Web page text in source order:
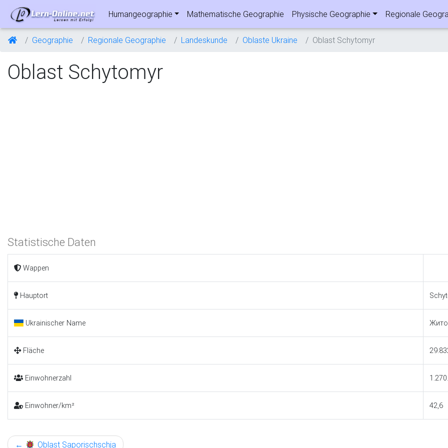
Humangeographie Mathematische Geographie Physische Geographie Regionale
Geographie Regionale Geographie Landeskunde Oblaste Ukraine Oblast Schytomyr
Oblast Schytomyr
Statistische Daten
Wappen
Hauptort
Ukrainischer Name
Fläche
Einwohnerzahl
Einwohner/km² 42,6
← Oblast Saporischschja